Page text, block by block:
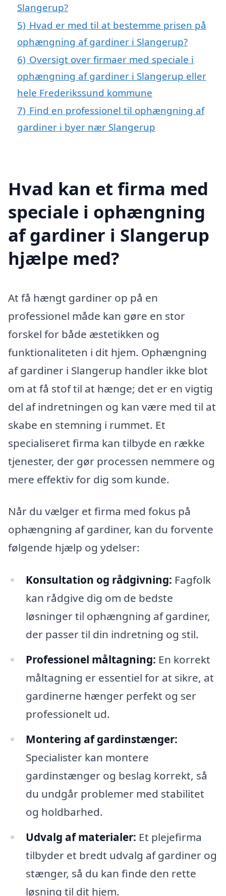
Slangerup?
5) Hvad er med til at bestemme prisen på
ophængning af gardiner i Slangerup?
6) Oversigt over firmaer med speciale i
ophængning af gardiner i Slangerup eller
hele Frederikssund kommune
7) Find en professionel til ophængning af
gardiner i byer nær Slangerup
Hvad kan et firma med
speciale i ophængning
af gardiner i Slangerup
hjælpe med?
At få hængt gardiner op på en
professionel måde kan gøre en stor
forskel for både æstetikken og
funktionaliteten i dit hjem. Ophængning
af gardiner i Slangerup handler ikke blot
om at få stof til at hænge; det er en vigtig
del af indretningen og kan være med til at
skabe en stemning i rummet. Et
specialiseret firma kan tilbyde en række
tjenester, der gør processen nemmere og
mere effektiv for dig som kunde.
Når du vælger et firma med fokus på
ophængning af gardiner, kan du forvente
følgende hjælp og ydelser:
Konsultation og rådgivning: Fagfolk
kan rådgive dig om de bedste
løsninger til ophængning af gardiner,
der passer til din indretning og stil.
Professionel måltagning: En korrekt
måltagning er essentiel for at sikre, at
gardinerne hænger perfekt og ser
professionelt ud.
Montering af gardinstænger:
Specialister kan montere
gardinstænger og beslag korrekt, så
du undgår problemer med stabilitet
og holdbarhed.
Udvalg af materialer: Et plejefirma
tilbyder et bredt udvalg af gardiner og
stænger, så du kan finde den rette
løsning til dit hjem.